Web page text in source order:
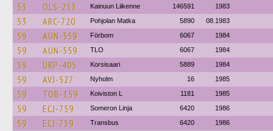
53 OLS-253 Kainuun Liikenne 146591 1983
53 ARC-720 Pohjolan Matka 5890 08.1983
59 AUN-559 Förbom 6067 1984
59 AUN-559 TLO 6067 1984
59 URP-405 Korsisaari 5889 1984
59 AVJ-527 Nyholm 16 1985
59 TOB-159 Koiviston L 1181 1985
59 ECJ-759 Someron Linja 6420 1986
59 ECJ-759 Transbus 6420 1986